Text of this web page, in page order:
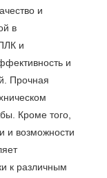
и
в
и
и
Прочная
Кроме того,
и возможности
к различным